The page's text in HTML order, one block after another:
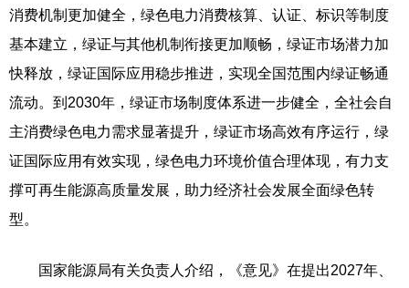
消费机制更加健全，绿色电力消费核算、认证、标识等制度
基本建立，绿证与其他机制衔接更加顺畅，绿证市场潜力加
快释放，绿证国际应用稳步推进，实现全国范围内绿证畅通
流动。到2030年，绿证市场制度体系进一步健全，全社会自
主消费绿色电力需求显著提升，绿证市场高效有序运行，绿
证国际应用有效实现，绿色电力环境价值合理体现，有力支
撑可再生能源高质量发展，助力经济社会发展全面绿色转
型。
国家能源局有关负责人介绍，《意见》在提出2027年、